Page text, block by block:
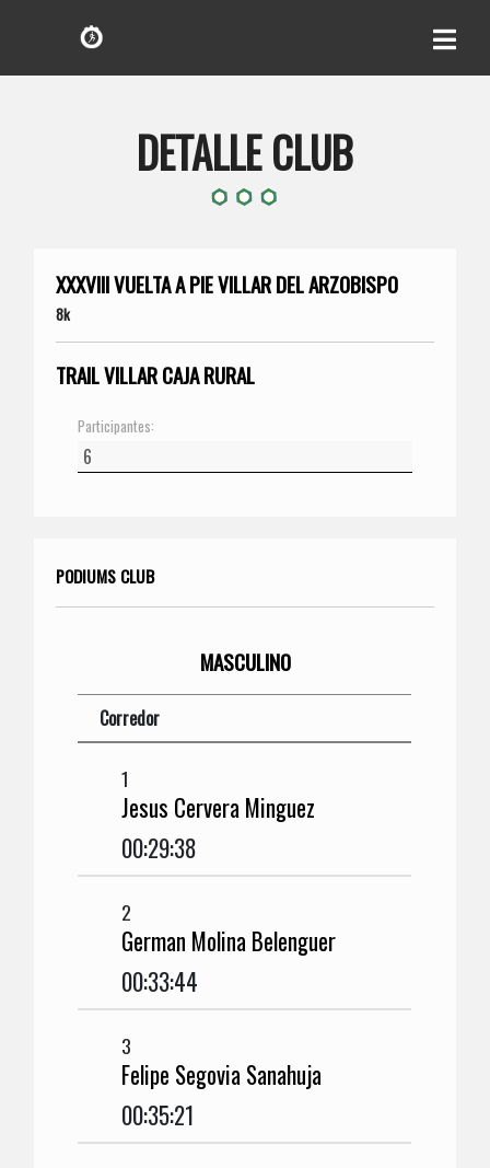
DETALLE CLUB
XXXVIII VUELTA A PIE VILLAR DEL ARZOBISPO
8k
TRAIL VILLAR CAJA RURAL
Participantes:
PODIUMS CLUB
MASCULINO
Corredor
1
Jesus Cervera Minguez
00:29:38
2
German Molina Belenguer
00:33:44
3
Felipe Segovia Sanahuja
00:35:21